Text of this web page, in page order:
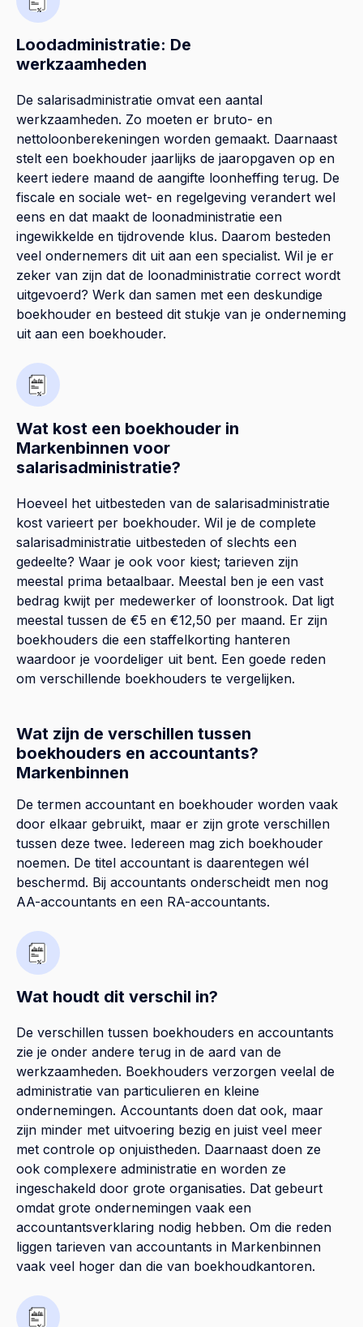
Loodadministratie: De
werkzaamheden
De salarisadministratie omvat een aantal
werkzaamheden. Zo moeten er bruto- en
nettoloonberekeningen worden gemaakt. Daarnaast
stelt een boekhouder jaarlijks de jaaropgaven op en
keert iedere maand de aangifte loonheffing terug. De
fiscale en sociale wet- en regelgeving verandert wel
eens en dat maakt de loonadministratie een
ingewikkelde en tijdrovende klus. Daarom besteden
veel ondernemers dit uit aan een specialist. Wil je er
zeker van zijn dat de loonadministratie correct wordt
uitgevoerd? Werk dan samen met een deskundige
boekhouder en besteed dit stukje van je onderneming
uit aan een boekhouder.
Wat kost een boekhouder in
Markenbinnen voor
salarisadministratie?
Hoeveel het uitbesteden van de salarisadministratie
kost varieert per boekhouder. Wil je de complete
salarisadministratie uitbesteden of slechts een
gedeelte? Waar je ook voor kiest; tarieven zijn
meestal prima betaalbaar. Meestal ben je een vast
bedrag kwijt per medewerker of loonstrook. Dat ligt
meestal tussen de €5 en €12,50 per maand. Er zijn
boekhouders die een staffelkorting hanteren
waardoor je voordeliger uit bent. Een goede reden
om verschillende boekhouders te vergelijken.
Wat zijn de verschillen tussen
boekhouders en accountants?
Markenbinnen
De termen accountant en boekhouder worden vaak
door elkaar gebruikt, maar er zijn grote verschillen
tussen deze twee. Iedereen mag zich boekhouder
noemen. De titel accountant is daarentegen wél
beschermd. Bij accountants onderscheidt men nog
AA-accountants en een RA-accountants.
Wat houdt dit verschil in?
De verschillen tussen boekhouders en accountants
zie je onder andere terug in de aard van de
werkzaamheden. Boekhouders verzorgen veelal de
administratie van particulieren en kleine
ondernemingen. Accountants doen dat ook, maar
zijn minder met uitvoering bezig en juist veel meer
met controle op onjuistheden. Daarnaast doen ze
ook complexere administratie en worden ze
ingeschakeld door grote organisaties. Dat gebeurt
omdat grote ondernemingen vaak een
accountantsverklaring nodig hebben. Om die reden
liggen tarieven van accountants in Markenbinnen
vaak veel hoger dan die van boekhoudkantoren.